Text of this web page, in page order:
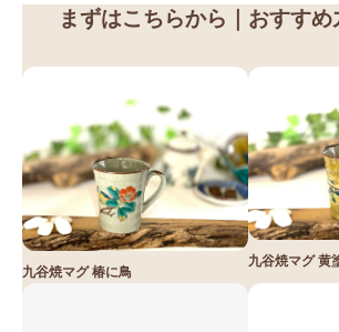
まずはこちらから｜おすす
九谷焼マグ 椿に鳥
九谷焼マグ 黄